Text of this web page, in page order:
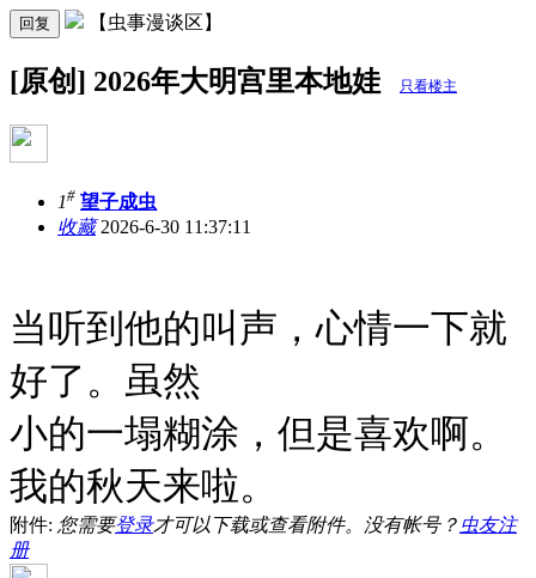
回复 【虫事漫谈区】
[原创] 2026年大明宫里本地娃 只看楼主
1# 望子成虫
收藏2026-6-30 11:37:11
当听到他的叫声，心情一下就
好了。虽然
小的一塌糊涂， 但是喜欢啊。
我的秋天来啦。
附件: 您需要登录才可以下载或查看附件。没有帐号？ 虫友注
册